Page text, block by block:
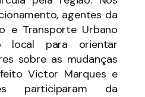
agentes da
e Transporte Urbano
local para orientar
sobre as mudanças
Victor Marques e
participaram da